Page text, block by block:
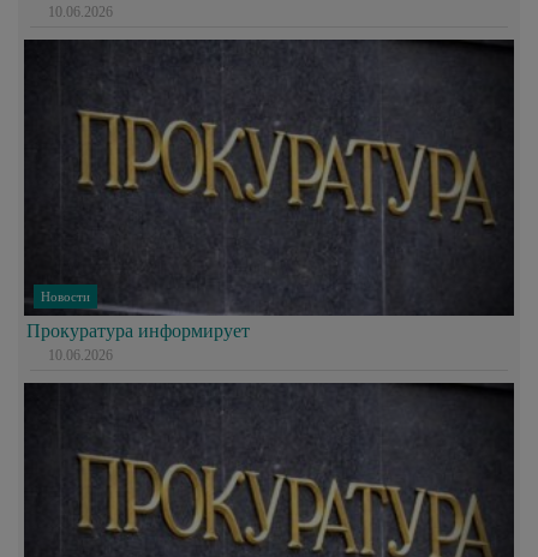
10.06.2026
Новости
Прокуратура информирует
10.06.2026